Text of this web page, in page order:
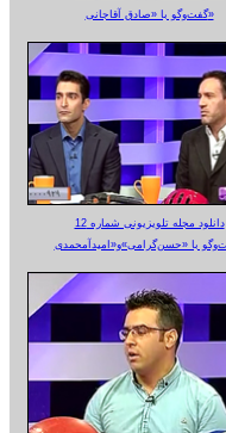
گفت‌وگو با «صادق آقاجانی»
دانلود مجله تلویزیونی شماره 12